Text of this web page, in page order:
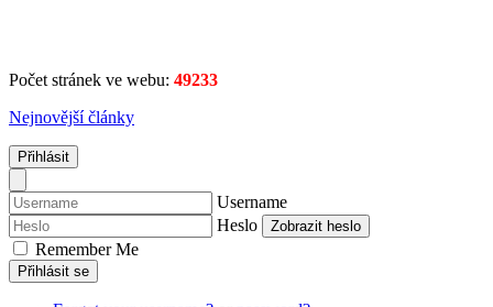
Počet stránek ve webu: 49233
Nejnovější články
Přihlásit
Username
Heslo
Zobrazit heslo
Remember Me
Přihlásit se